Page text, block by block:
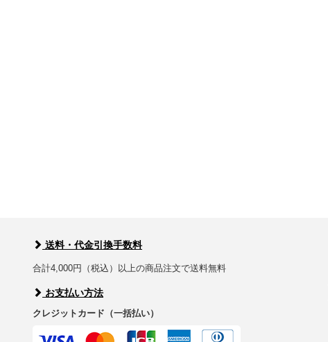
送料・代金引換手数料
合計4,000円（税込）以上の商品注文で送料無料
お支払い方法
クレジットカード（一括払い）